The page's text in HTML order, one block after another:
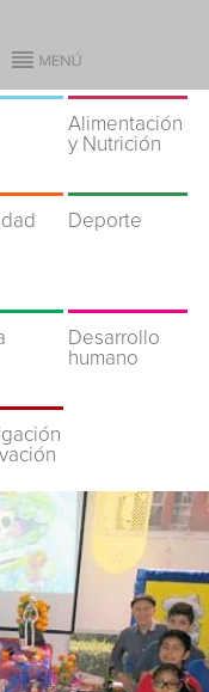
Alimentación
y Nutrición
Deporte
Desarrollo
humano